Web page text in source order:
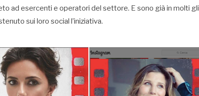
ad esercenti e operatori del settore. E sono già in molti gli
sui loro social l’iniziativa.